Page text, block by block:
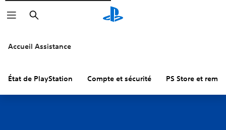
Rechercher
Accueil Assistance
État de PlayStation Compte et sécurité PS Store et